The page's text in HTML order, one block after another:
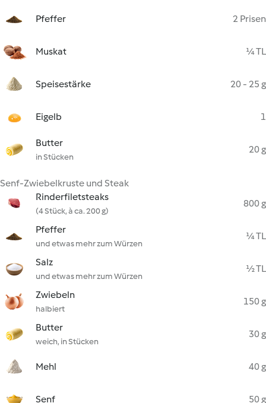
Pfeffer 2 Prisen
Muskat ¼ TL
Speisestärke 20 - 25 g
Eigelb 1
Butter
in Stücken
20 g
Senf-Zwiebelkruste und Steak
Rinderfiletsteaks
(4 Stück, à ca. 200 g)
800 g
Pfeffer
und etwas mehr zum Würzen
¼ TL
Salz
und etwas mehr zum Würzen
½ TL
Zwiebeln
halbiert
150 g
Butter
weich, in Stücken
30 g
Mehl 40 g
Senf 50 g